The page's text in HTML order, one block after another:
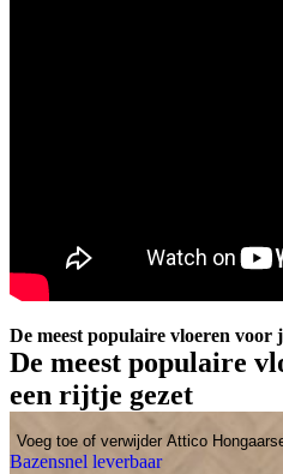
De meest populaire vloeren voor
De meest populaire
een rijtje gezet
Voeg toe of verwijder Attico
Bazensnel leverbaar